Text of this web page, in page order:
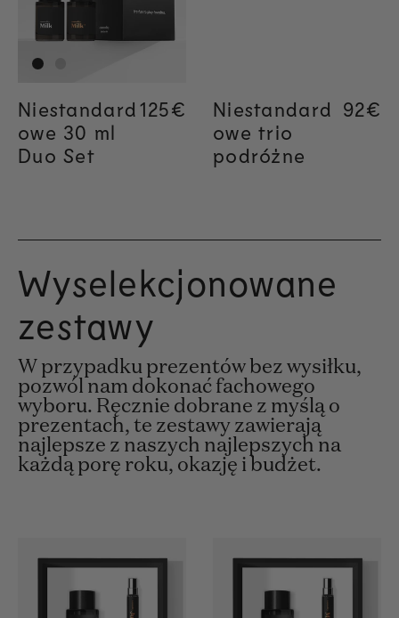
Niestandard
owe 30 ml
Duo Set
Regular price
125€
Niestandard
owe trio
podróżne
92€
Wyselekcjonowane
zestawy
W przypadku prezentów bez wysiłku,
pozwól nam dokonać fachowego
wyboru. Ręcznie dobrane z myślą o
prezentach, te zestawy zawierają
najlepsze z naszych najlepszych na
każdą porę roku, okazję i budżet.